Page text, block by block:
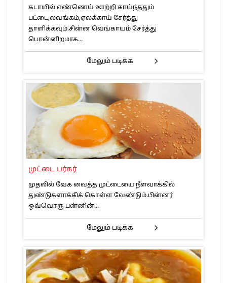
கடாயில் எண்ணெய் ஊற்றி காய்ந்ததும்
பட்டை,லவங்கம்,ஏலக்காய் சேர்த்து
தாளிக்கவும்.சின்ன வெங்காயம் சேர்த்து
பொன்னிறமாக...
மேலும் படிக்க
முட்டை பர்கர்
முதலில் வேக வைத்த முட்டையை நீளவாக்கில்
துண்டுகளாக்கிக் கொள்ள வேண்டும்.பின்னர்
ஒவ்வொரு பன்னின்...
மேலும் படிக்க